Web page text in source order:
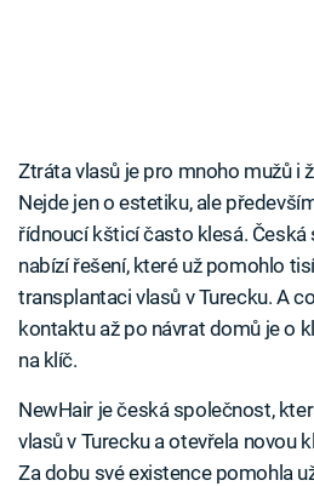
Ztráta vlasů je pro mnoho mužů i
Nejde jen o estetiku, ale
řídnoucí kšticí často klesá.
nabízí řešení, které už pomohlo
transplantaci vlasů v Turecku. A
kontaktu až po návrat domů je o
na klíč.
NewHair je česká společnost,
vlasů v Turecku a otevřela novou
Za dobu své existence pomohla